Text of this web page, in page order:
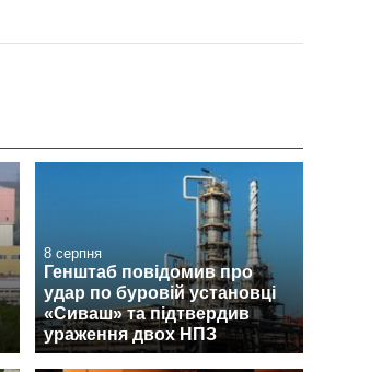
8 серпня
Генштаб повідомив про
удар по буровій установці
«Сиваш» та підтвердив
ураження двох НПЗ